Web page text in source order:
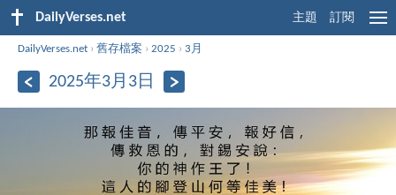
DailyVerses.net 主題 訂閱
DailyVerses.net ›舊存檔案 ›2025 ›3月
2025年3月3日